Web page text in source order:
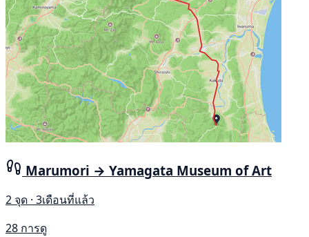
Marumori → Yamagata Museum of Art
2 จุด · 3เดือนที่แล้ว
28 การดู